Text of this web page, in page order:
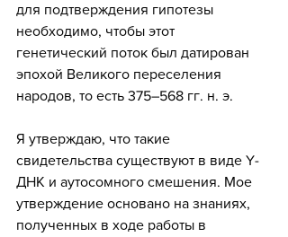
для подтверждения гипотезы
необходимо, чтобы этот
генетический поток был датирован
эпохой Великого переселения
народов, то есть 375–568 гг. н. э.
Я утверждаю, что такие
свидетельства существуют в виде Y-
ДНК и аутосомного смешения. Мое
утверждение основано на знаниях,
полученных в ходе работы в